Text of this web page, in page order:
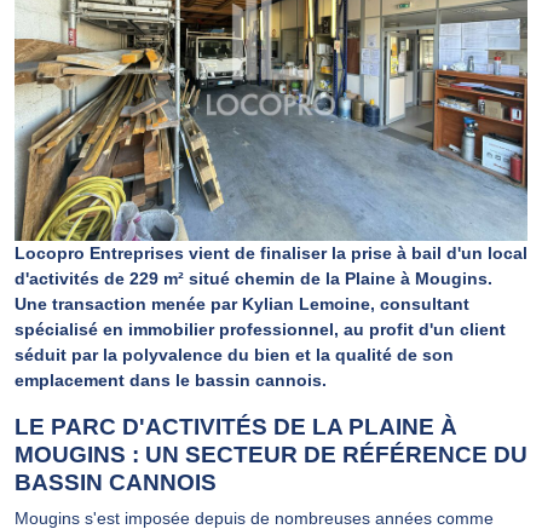
Locopro Entreprises vient de finaliser la prise à bail d'un local
d'activités de 229 m² situé chemin de la Plaine à Mougins.
Une transaction menée par Kylian Lemoine, consultant
spécialisé en immobilier professionnel, au profit d'un client
séduit par la polyvalence du bien et la qualité de son
emplacement dans le bassin cannois.
LE PARC D'ACTIVITÉS DE LA PLAINE À
MOUGINS : UN SECTEUR DE RÉFÉRENCE DU
BASSIN CANNOIS
Mougins s'est imposée depuis de nombreuses années comme